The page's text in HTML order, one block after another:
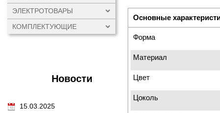
ЭЛЕКТРОТОВАРЫ
КОМПЛЕКТУЮЩИЕ
Новости
15.03.2025
Основные
Форма
Материал
Цвет
Цоколь